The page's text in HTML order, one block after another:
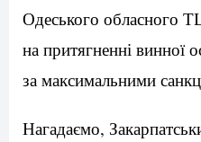
Одеського обласного
на притягненні винної
за максимальними
Нагадаємо,